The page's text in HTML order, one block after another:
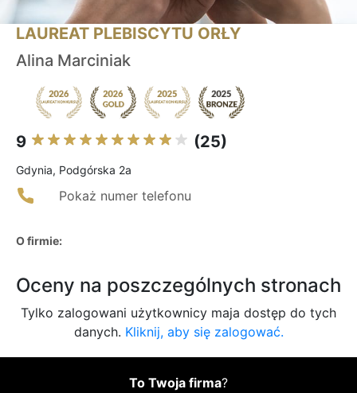
LAUREAT PLEBISCYTU ORŁY
Alina Marciniak
9 (25)
Gdynia, Podgórska 2a
Pokaż numer telefonu
O firmie:
Oceny na poszczególnych stronach
Tylko zalogowani użytkownicy maja dostęp do tych
danych. Kliknij, aby się zalogować.
To Twoja firma?